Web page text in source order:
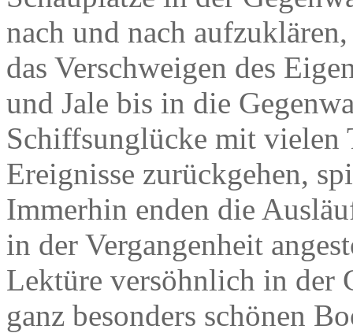
nach und nach
das Verschweigen des
und Jale bis in die
Schiffsunglücke mit vielen
Ereignisse zurückgehen,
Immerhin enden die
in der Vergangenheit
Lektüre versöhnlich in der
ganz besonders schönen